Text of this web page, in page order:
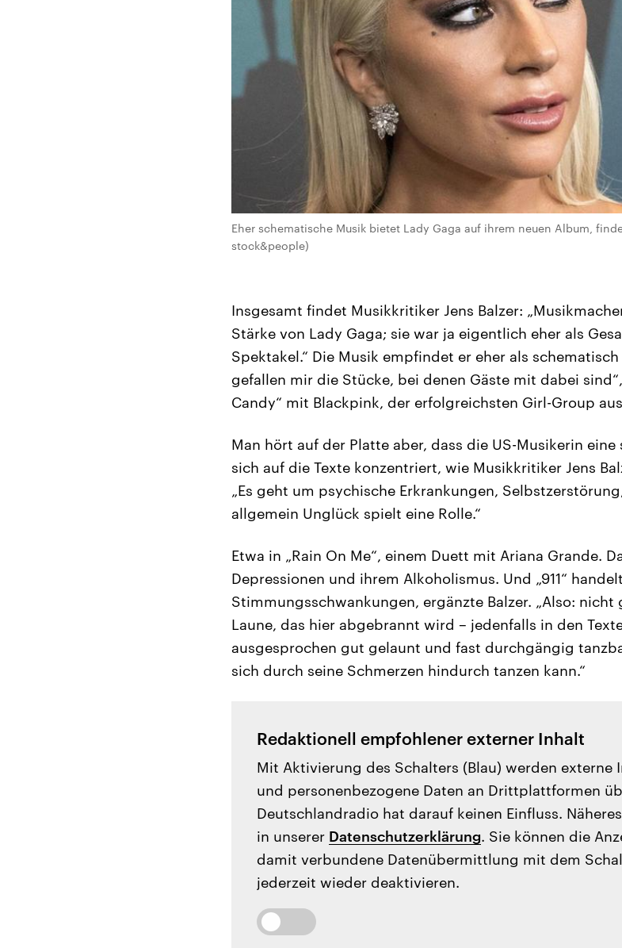
Eher schematische Musik bietet Lady Gaga auf ihrem neuen Album,
stock&people)
Insgesamt findet Musikkritiker Jens Balzer:
Stärke von Lady Gaga; sie war ja eigentlich eher als
Spektakel.“ Die Musik empfindet er eher als
gefallen mir die Stücke, bei denen Gäste mit dabei
Candy“ mit Blackpink, der erfolgreichsten Girl-Group
Man hört auf der Platte aber, dass die US-Musikerin
sich auf die Texte konzentriert, wie Musikkritiker Jens
„Es geht um psychische Erkrankungen,
allgemein Unglück spielt eine Rolle.“
Etwa in „Rain On Me“, einem Duett mit Ariana Grande.
Depressionen und ihrem Alkoholismus. Und „911“
Stimmungsschwankungen, ergänzte Balzer. „Also:
Laune, das hier abgebrannt wird – jedenfalls in den
ausgesprochen gut gelaunt und fast durchgängig
sich durch seine Schmerzen hindurch tanzen kann.“
Redaktionell empfohlener externer Inhalt
Mit Aktivierung des Schalters (Blau) werden externe
und personenbezogene Daten an Drittplattformen
Deutschlandradio hat darauf keinen Einfluss.
in unserer Datenschutzerklärung. Sie können die
damit verbundene Datenübermittlung mit dem
jederzeit wieder deaktivieren.